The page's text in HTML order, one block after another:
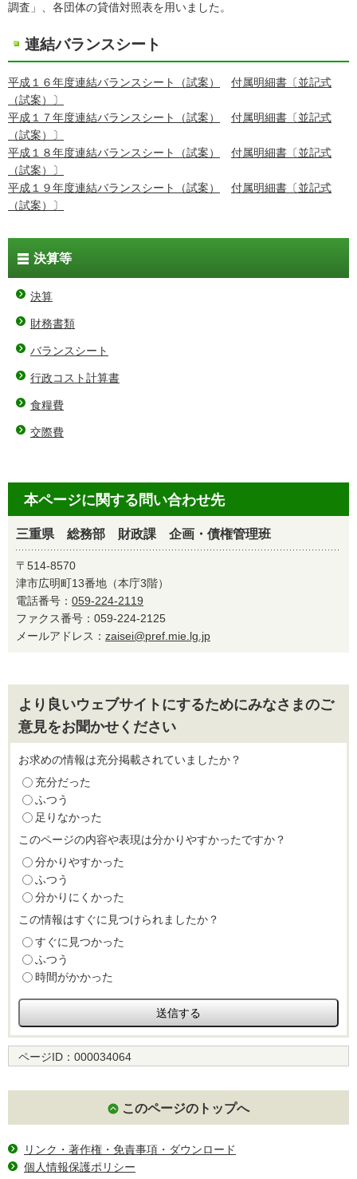
調査」、各団体の貸借対照表を用いました。
連結バランスシート
平成１６年度連結バランスシート（試案）
付属明細書〔並記式
（試案）〕
平成１７年度連結バランスシート（試案）
付属明細書〔並記式
（試案）〕
平成１８年度連結バランスシート（試案）
付属明細書〔並記式
（試案）〕
平成１９年度連結バランスシート（試案）
付属明細書〔並記式
（試案）〕
決算等
決算
財務書類
バランスシート
行政コスト計算書
食糧費
交際費
本ページに関する問い合わせ先
三重県 総務部 財政課 企画・債権管理班
〒514-8570
津市広明町13番地（本庁3階）
電話番号： 059-224-2119
ファクス番号：059-224-2125
メールアドレス： zaisei@pref.mie.lg.jp
より良いウェブサイトにするためにみなさまのご
意見をお聞かせください
お求めの情報は充分掲載されていましたか？
充分だった
ふつう
足りなかった
このページの内容や表現は分かりやすかったですか？
分かりやすかった
ふつう
分かりにくかった
この情報はすぐに見つけられましたか？
すぐに見つかった
ふつう
時間がかかった
ページID： 000034064
このページのトップへ
リンク・著作権・免責事項・ダウンロード
個人情報保護ポリシー